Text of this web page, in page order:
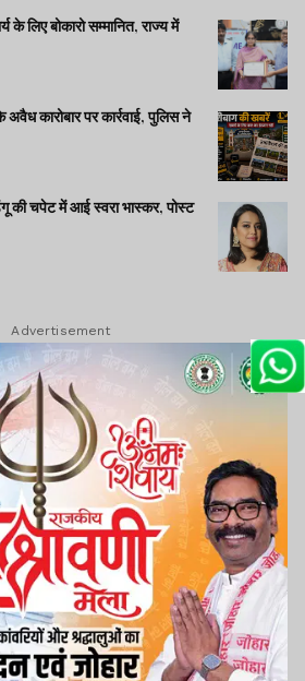
के लिए बोकारो सम्मानित, राज्य में
कारोबार पर कार्रवाई, पुलिस ने
चपेट में आई स्वरा भास्कर, पोस्ट
Advertisement